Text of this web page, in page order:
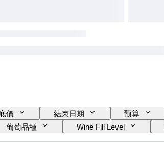
底價 結束日期 预算
葡萄品種 Wine Fill Level